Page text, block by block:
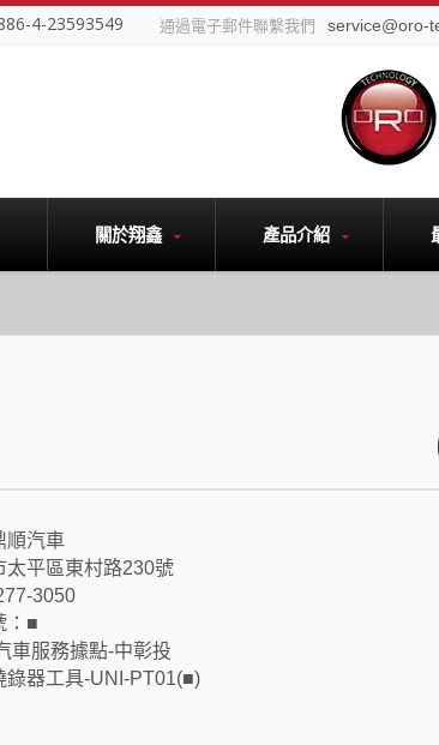
4-23593549 通過電子郵件聯繫我們 service@oro-
關於翔鑫 產品介紹
順汽車
太平區東村路230號
3050
：■
車服務據點-中彰投
錄器工具-UNI-PT01(■)